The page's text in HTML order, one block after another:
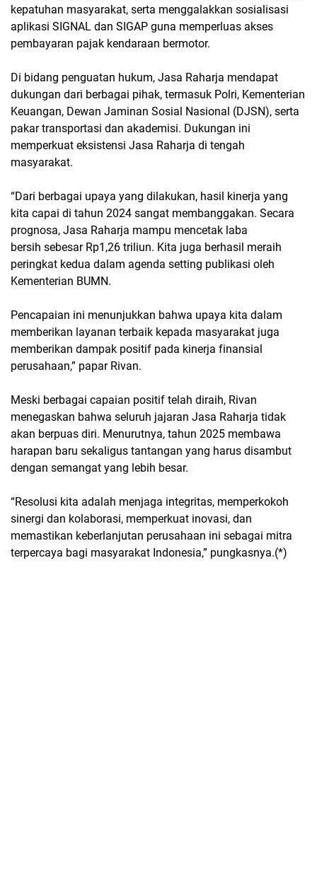
kepatuhan masyarakat, serta menggalakkan sosialisasi
aplikasi SIGNAL dan SIGAP guna memperluas akses
pembayaran pajak kendaraan bermotor.
Di bidang penguatan hukum, Jasa Raharja mendapat
dukungan dari berbagai pihak, termasuk Polri, Kementerian
Keuangan, Dewan Jaminan Sosial Nasional (DJSN), serta
pakar transportasi dan akademisi. Dukungan ini
memperkuat eksistensi Jasa Raharja di tengah
masyarakat.
“Dari berbagai upaya yang dilakukan, hasil kinerja yang
kita capai di tahun 2024 sangat membanggakan. Secara
prognosa, Jasa Raharja mampu mencetak laba
bersih sebesar Rp1,26 triliun. Kita juga berhasil meraih
peringkat kedua dalam agenda setting publikasi oleh
Kementerian BUMN.
Pencapaian ini menunjukkan bahwa upaya kita dalam
memberikan layanan terbaik kepada masyarakat juga
memberikan dampak positif pada kinerja finansial
perusahaan,” papar Rivan.
Meski berbagai capaian positif telah diraih, Rivan
menegaskan bahwa seluruh jajaran Jasa Raharja tidak
akan berpuas diri. Menurutnya, tahun 2025 membawa
harapan baru sekaligus tantangan yang harus disambut
dengan semangat yang lebih besar.
“Resolusi kita adalah menjaga integritas, memperkokoh
sinergi dan kolaborasi, memperkuat inovasi, dan
memastikan keberlanjutan perusahaan ini sebagai mitra
terpercaya bagi masyarakat Indonesia,” pungkasnya.(*)